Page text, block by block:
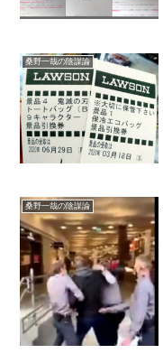
桑野一哉の陰謀論
桑野一哉の陰謀論